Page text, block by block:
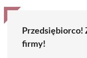
Przedsiębiorco!
firmy!